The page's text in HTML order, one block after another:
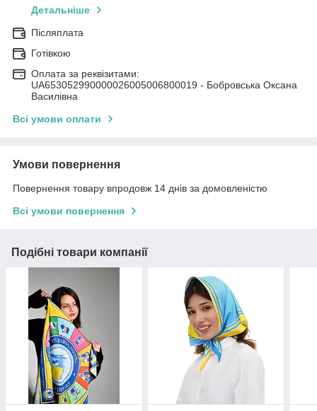
Детальніше
Післяплата
Готівкою
Оплата за реквізитами:
UA653052990000026005006800019 - Бобровська Оксана
Василівна
Всі умови оплати
Умови повернення
Повернення товару впродовж 14 днів за домовленістю
Всі умови повернення
Подібні товари компанії